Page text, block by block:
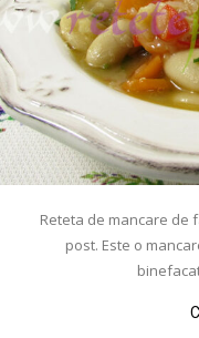
Reteta de mancare de
post. Este o